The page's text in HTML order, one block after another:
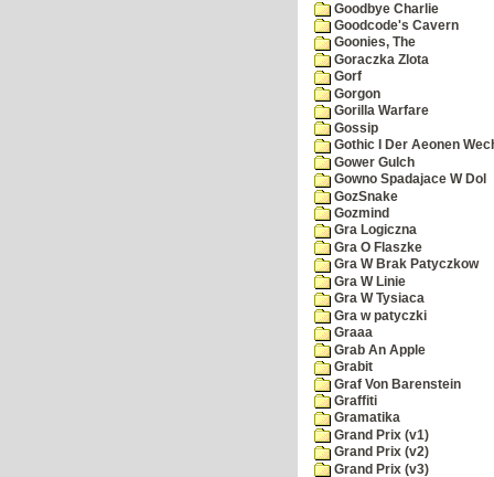
Goodbye Charlie
Goodcode's Cavern
Goonies, The
Goraczka Zlota
Gorf
Gorgon
Gorilla Warfare
Gossip
Gothic I Der Aeonen
Gower Gulch
Gowno Spadajace W Dol
GozSnake
Gozmind
Gra Logiczna
Gra O Flaszke
Gra W Brak Patyczkow
Gra W Linie
Gra W Tysiaca
Gra w patyczki
Graaa
Grab An Apple
Grabit
Graf Von Barenstein
Graffiti
Gramatika
Grand Prix (v1)
Grand Prix (v2)
Grand Prix (v3)